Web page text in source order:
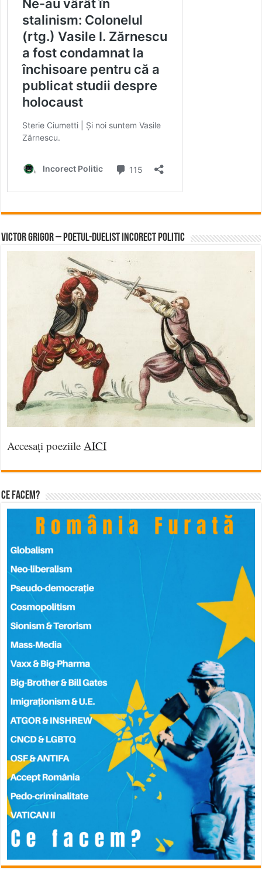
Victor Grigor – Poetul-Duelist Incorect Politic
Accesați poeziileAICI
Ce facem?